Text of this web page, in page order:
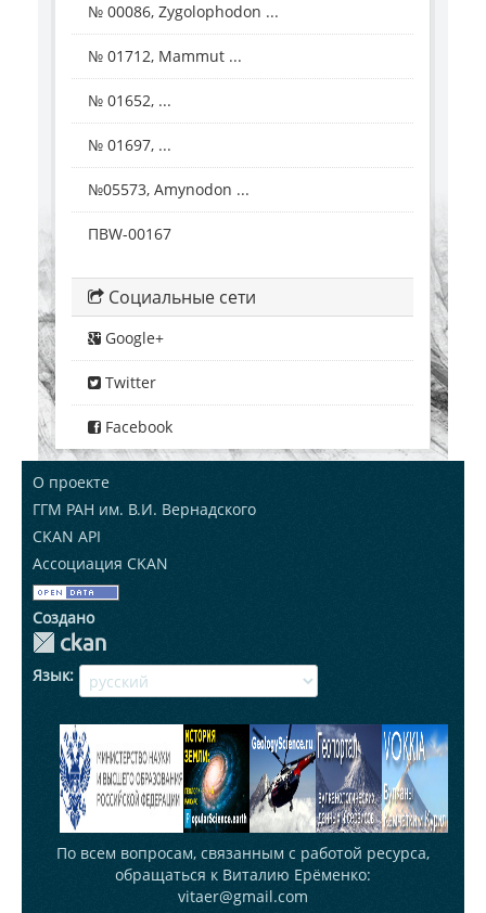
№ 00086, Zygolophodon ...
№ 01712, Mammut ...
№ 01652, ...
№ 01697, ...
№05573, Amynodon ...
ПВW-00167
Социальные сети
Google+
Twitter
Facebook
О проекте
ГГМ РАН им. В.И. Вернадского
CKAN API
Ассоциация CKAN
Создано
Язык
По всем вопросам, связанным с работой ресурса,
обращаться к Виталию Ерёменко:
vitaer@gmail.com